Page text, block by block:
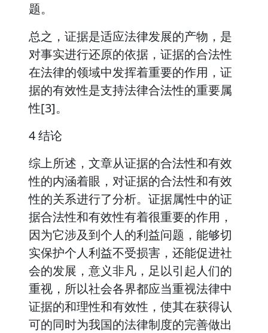
题。
总之，证据是适应法律发展的产物，是
对事实进行还原的依据，证据的合法性
在法律的领域中发挥着重要的作用，证
据的有效性是支持法律合法性的重要属
性[3]。
4 结论
综上所述，文章从证据的合法性和有效
性的内涵着眼，对证据的合法性和有效
性的关系进行了分析。证据属性中的证
据合法性和有效性有着很重要的作用，
因为它涉及到个人的利益问题，能够切
实保护个人利益不受损害，还能促进社
会的发展，意义非凡，足以引起人们的
重视，所以社会各界都应当重视法律中
证据的和理性和有效性，使其在获得认
可的同时为我国的法律制度的完善做出